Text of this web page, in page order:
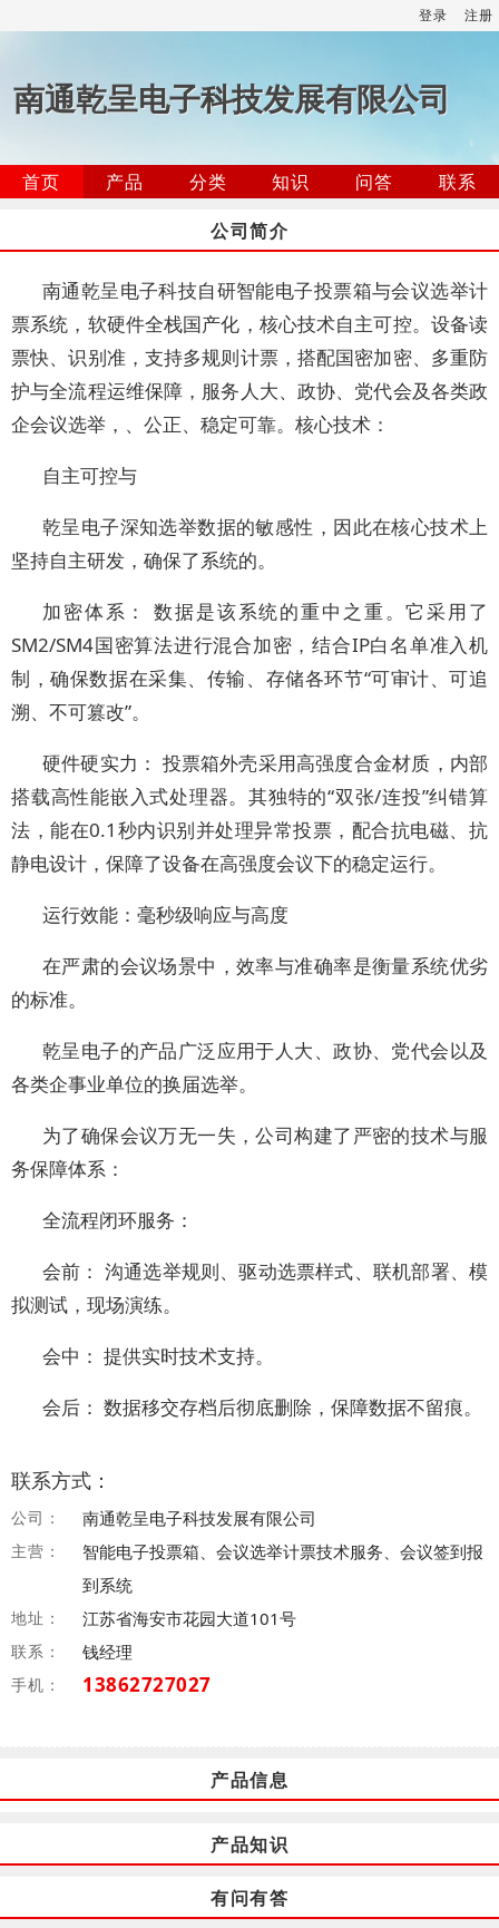
登录 注册
南通乾呈电子科技发展有限公司
首页 产品 分类 知识 问答
联系
公司简介
南通乾呈电子科技自研智能电子投票箱与会议选举计
票系统，软硬件全栈国产化，核心技术自主可控。设备读
票快、识别准，支持多规则计票，搭配国密加密、多重防
护与全流程运维保障，服务人大、政协、党代会及各类政
企会议选举，、公正、稳定可靠。核心技术：
自主可控与
乾呈电子深知选举数据的敏感性，因此在核心技术上
坚持自主研发，确保了系统的。
加密体系： 数据是该系统的重中之重。它采用了
SM2/SM4国密算法进行混合加密，结合IP白名单准入机
制，确保数据在采集、传输、存储各环节“可审计、可追
溯、不可篡改”。
硬件硬实力： 投票箱外壳采用高强度合金材质，内部
搭载高性能嵌入式处理器。其独特的“双张/连投”纠错算
法，能在0.1秒内识别并处理异常投票，配合抗电磁、抗
静电设计，保障了设备在高强度会议下的稳定运行。
运行效能：毫秒级响应与高度
在严肃的会议场景中，效率与准确率是衡量系统优劣
的标准。
乾呈电子的产品广泛应用于人大、政协、党代会以及
各类企事业单位的换届选举。
为了确保会议万无一失，公司构建了严密的技术与服
务保障体系：
全流程闭环服务：
会前： 沟通选举规则、驱动选票样式、联机部署、模
拟测试，现场演练。
会中： 提供实时技术支持。
会后： 数据移交存档后彻底删除，保障数据不留痕。
联系方式：
公司： 南通乾呈电子科技发展有限公司
主营：
智能电子投票箱、会议选举计票技术服务、会议签到报
到系统
地址： 江苏省海安市花园大道101号
联系： 钱经理
手机： 13862727027
产品信息
产品知识
有问有答